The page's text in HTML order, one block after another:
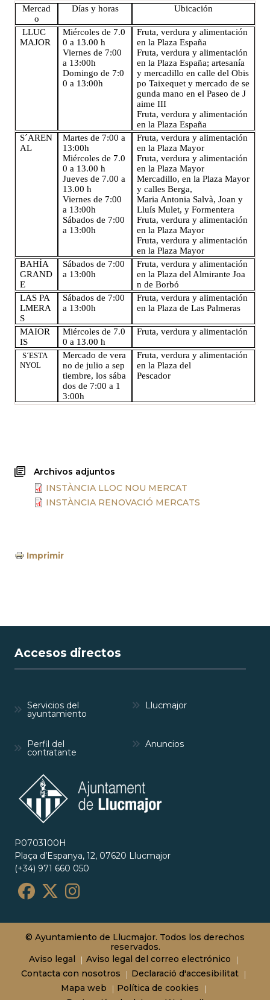
Mercad
o
Días y horas Ubicación
LLUC
MAJOR
Miércoles de 7.0
0 a 13.00 h
Viernes de 7:00
a 13:00h
Domingo de 7:0
0 a 13:00h
Fruta, verdura y alimentación
en la Plaza España
Fruta, verdura y alimentación
en la Plaza España; artesanía
y mercadillo en calle del Obis
po Taixequet y mercado de se
gunda mano en el Paseo de J
aime III
Fruta, verdura y alimentación
en la Plaza España
S´AREN
AL
Martes de 7:00 a
13:00h
Miércoles de 7.0
0 a 13.00 h
Jueves de 7.00 a
13.00 h
Viernes de 7:00
a 13:00h
Sábados de 7:00
a 13:00h
Fruta, verdura y alimentación
en la Plaza Mayor
Fruta, verdura y alimentación
en la Plaza Mayor
Mercadillo, en la Plaza Mayor
y calles Berga,
Maria Antonia Salvà, Joan y
Lluís Mulet, y Formentera
Fruta, verdura y alimentación
en la Plaza Mayor
Fruta, verdura y alimentación
en la Plaza Mayor
BAHÍA
GRAND
E
Sábados de 7:00
a 13:00h
Fruta, verdura y alimentación
en la Plaza del Almirante Joa
n de Borbó
LAS PA
LMERA
S
Sábados de 7:00
a 13:00h
Fruta, verdura y alimentación
en la Plaza de Las Palmeras
MAIOR
IS
Miércoles de 7.0
0 a 13.00 h
Fruta, verdura y alimentación
S´ESTA
NYOL
Mercado de vera
no de julio a sep
tiembre, los sába
dos de 7:00 a 1
3:00h
Fruta, verdura y alimentación
en la Plaza del
Pescador
Archivos adjuntos
INSTÀNCIA LLOC NOU MERCAT
INSTÀNCIA RENOVACIÓ MERCATS
Imprimir
Accesos directos
Servicios del
ayuntamiento
Llucmajor
Perfil del
contratante
Anuncios
P0703100H
Plaça d’Espanya, 12, 07620 Llucmajor
(+34) 971 660 050
© Ayuntamiento de Llucmajor. Todos los derechos
reservados.
Aviso legal
Aviso legal del correo electrónico
Contacta con nosotros
Declaració d'accesibilitat
Mapa web
Política de cookies